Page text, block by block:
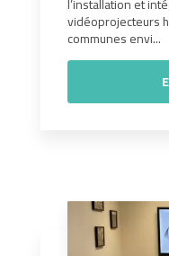
vidéoprojecteurs
communes envi...